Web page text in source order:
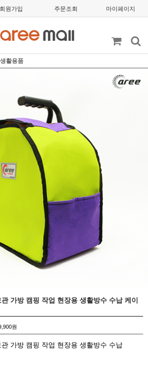
회원가입 주문조회 마이페이지
활용품
가방 캠핑 작업 현장용 생활방수 수납 케이
원
가방 캠핑 작업 현장용 생활방수 수납